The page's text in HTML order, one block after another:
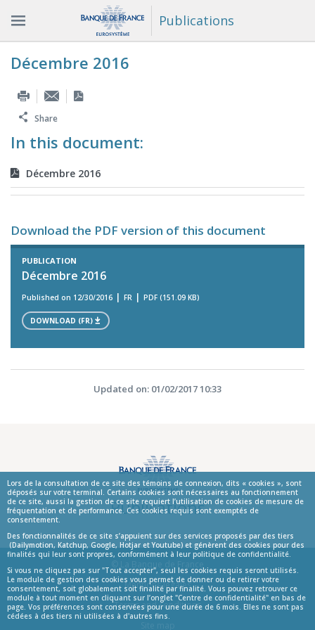
Lors de la consultation de ce site des témoins de connexion, dits « cookies », sont
déposés sur votre terminal. Certains cookies sont nécessaires au fonctionnement
de ce site, aussi la gestion de ce site requiert l’utilisation de cookies de mesure de
fréquentation et de performance. Ces cookies requis sont exemptés de
consentement.
Des fonctionnalités de ce site s’appuient sur des services proposés par des tiers
(Dailymotion, Katchup, Google, Hotjar et Youtube) et génèrent des cookies pour des
finalités qui leur sont propres, conformément à leur politique de confidentialité.
Si vous ne cliquez pas sur "Tout accepter", seul les cookies requis seront utilisés.
Le module de gestion des cookies vous permet de donner ou de retirer votre
consentement, soit globalement soit finalité par finalité. Vous pouvez retrouver ce
module à tout moment en cliquant sur l’onglet "Centre de confidentialité" en bas de
page. Vos préférences sont conservées pour une durée de 6 mois. Elles ne sont pas
cédées à des tiers ni utilisées à d'autres fins.
Publications
Décembre 2016
Share
In this document:
Décembre 2016
Download the PDF version of this document
PUBLICATION
Décembre 2016
Published on 12/30/2016 FR PDF (151.09 KB)
DOWNLOAD (FR)
Updated on: 01/02/2017 10:33
Publications
Informations
Mentions légales
Terms and conditions